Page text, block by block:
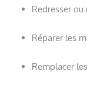
Redresser
Réparer les
Remplacer